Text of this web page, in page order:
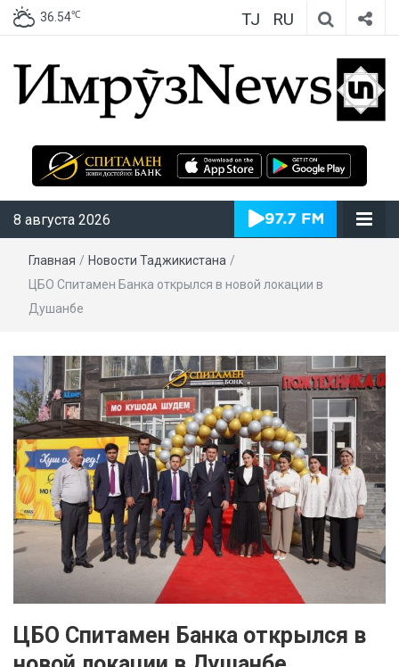
36.54℃ TJ RU
ИмрӯзNews
8 августа 2026
Главная / Новости Таджикистана /
ЦБО Спитамен Банка открылся в новой локации в
Душанбе
ЦБО Спитамен Банка открылся в